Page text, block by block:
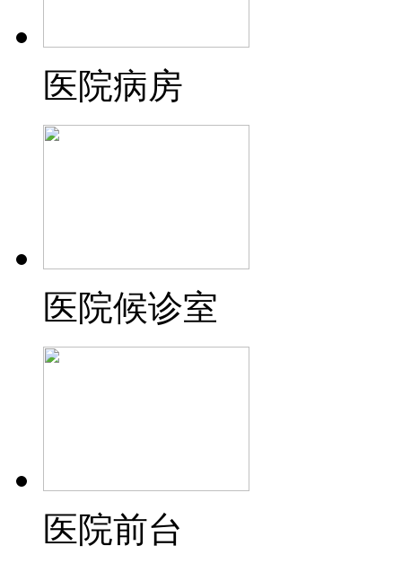
医院病房
医院候诊室
医院前台